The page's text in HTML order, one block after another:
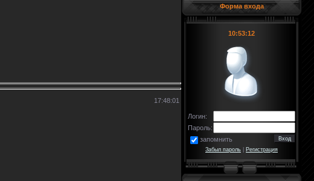
17:48:01
Форма входа
10:53:12
Логин:
Пароль:
запомнить
Забыл пароль Регистрация